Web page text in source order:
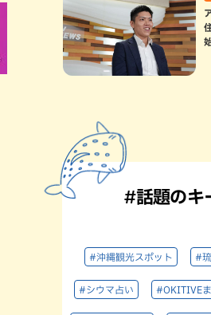
#話題のキ
#沖縄観光スポット #
#シウマ占い #OKITIVE